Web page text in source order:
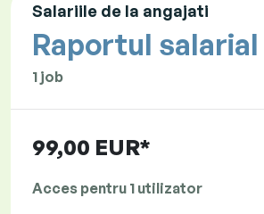
Salariile de la angajati
Raportul salarial
1 job
99,00 EUR*
Acces pentru 1 utilizator